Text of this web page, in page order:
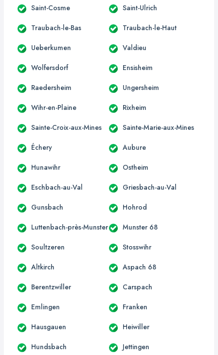
Saint-Cosme Saint-Ulrich
Traubach-le-Bas Traubach-le-Haut
Ueberkumen Valdieu
Wolfersdorf Ensisheim
Raedersheim Ungersheim
Wihr-en-Plaine Rixheim
Sainte-Croix-aux-Mines Sainte-Marie-aux-Mines
Échery Aubure
Hunawihr Ostheim
Eschbach-au-Val Griesbach-au-Val
Gunsbach Hohrod
Luttenbach-près-Munster Munster 68
Soultzeren Stosswihr
Altkirch Aspach 68
Berentzwiller Carspach
Emlingen Franken
Hausgauen Heiwiller
Hundsbach Jettingen